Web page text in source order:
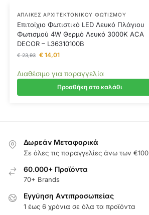
ΑΠΛΊΚΕΣ ΑΡΧΙΤΕΚΤΟΝΙΚΟΎ ΦΩΤΙΣΜΟΎ
Επιτοίχιο Φωτιστικό LED Λευκό Πλάγιου
Φωτισμού 4W Θερμό Λευκό 3000K ACA
DECOR – L36310100B
€23,93 €14,01
Διαθέσιμο για παραγγελία
Προσθήκη στο καλάθι
Δωρεάν Μεταφορικά
Σε όλες τις παραγγελίες άνω των €100
60.000+ Προϊόντα
70+ Brands
Εγγύηση Aντιπροσωπείας
1 έως 6 χρόνια σε όλα τα προϊόντα